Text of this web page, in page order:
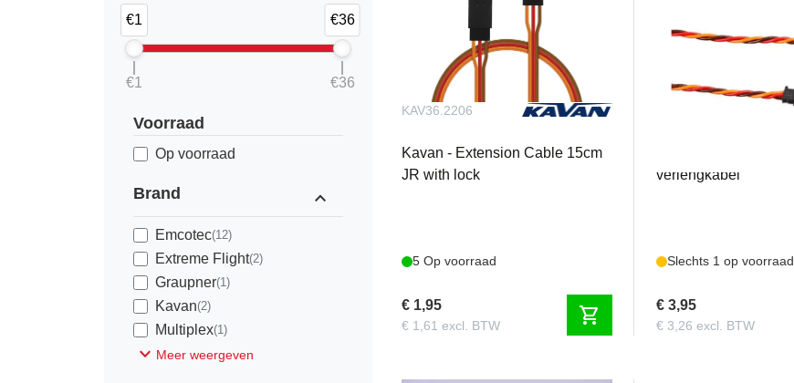
€1 €36
€1 €36
Voorraad
Op voorraad
Brand expand_less
Emcotec(12)
Extreme Flight(2)
Graupner(1)
Kavan(2)
Multiplex(1)
expand_more Meer weergeven
KAV36.2206
Kavan - Extension Cable 15cm
JR with lock
5 Op voorraad
€ 1,95
€ 1,61 excl. BTW shopping_cart
verlengkabel
Slechts 1 op voorraad
€ 3,95
€ 3,26 excl. BTW